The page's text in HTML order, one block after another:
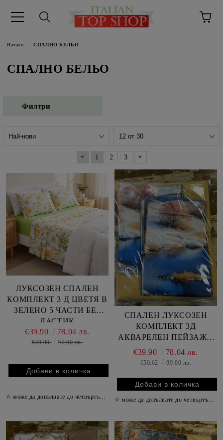
Начало СПАЛНО БЕЛЬО
СПАЛНО БЕЛЬО
Филтри
« 1 2 3 »
ЛУКСОЗЕН СПАЛЕН
КОМПЛЕКТ 3 Д ЦВЕТЯ В
ЗЕЛЕНО 5 ЧАСТИ БЕЗ
ЛАСТИК
€39.90
78.04 лв.
€49.90 97.60 лв.
✫ може да допълвате до четвъртък включително
СПАЛЕН ЛУКСОЗЕН
КОМПЛЕКТ 3Д
АКВАРЕЛЕН ПЕЙЗАЖ 5
ЧАСТИ БЕЗ ЛАСТИК
€39.90 78.04 лв.
€50.62 99.00 лв.
✫ може да допълвате до четвъртък включително